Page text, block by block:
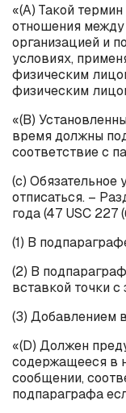
«(А) Такой
отношения
организацией и
условиях,
физическим
физическим
«(В)
время должны
соответствие с
(с) Обязательное
отписаться. –
года (47 USC 227
(1) В
(2) В
вставкой точки с
(3) Добавлением
«(D) Должен
содержащееся в
сообщении,
подпараграфа